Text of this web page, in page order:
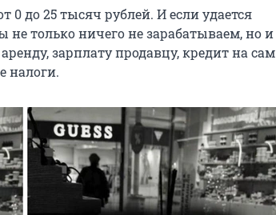
0 до 25 тысяч рублей. И если удается
только ничего не зарабатываем, но и
зарплату продавцу, кредит на сам
налоги.